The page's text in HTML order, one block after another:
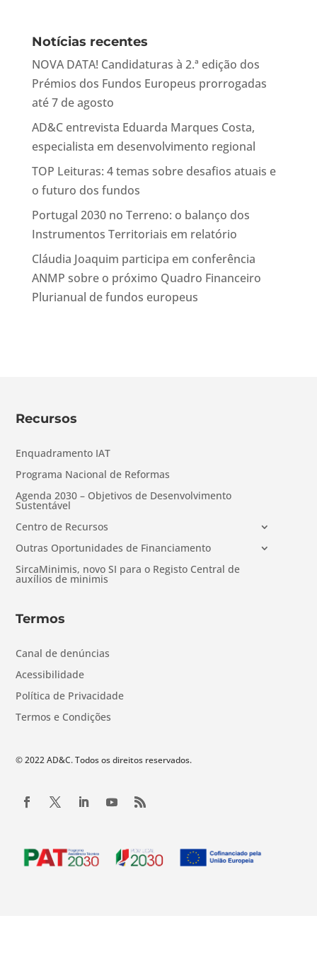
Notícias recentes
NOVA DATA! Candidaturas à 2.ª edição dos
Prémios dos Fundos Europeus prorrogadas
até 7 de agosto
AD&C entrevista Eduarda Marques Costa,
especialista em desenvolvimento regional
TOP Leituras: 4 temas sobre desafios atuais e
o futuro dos fundos
Portugal 2030 no Terreno: o balanço dos
Instrumentos Territoriais em relatório
Cláudia Joaquim participa em conferência
ANMP sobre o próximo Quadro Financeiro
Plurianual de fundos europeus
Recursos
Enquadramento IAT
Programa Nacional de Reformas
Agenda 2030 – Objetivos de Desenvolvimento
Sustentável
Centro de Recursos
Outras Oportunidades de Financiamento
SircaMinimis, novo SI para o Registo Central de
auxílios de minimis
Termos
Canal de denúncias
Acessibilidade
Política de Privacidade
Termos e Condições
© 2022 AD&C. Todos os direitos reservados.